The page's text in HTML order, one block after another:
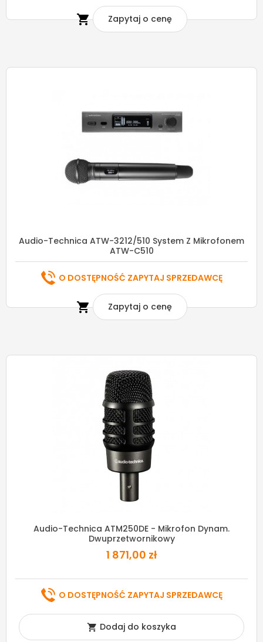
 Zapytaj o cenę
Audio-Technica ATW-3212/510 System Z Mikrofonem
ATW-C510
O DOSTĘPNOŚĆ ZAPYTAJ SPRZEDAWCĘ
 Zapytaj o cenę
Audio-Technica ATM250DE - Mikrofon Dynam.
Dwuprzetwornikowy
1 871,00 zł
O DOSTĘPNOŚĆ ZAPYTAJ SPRZEDAWCĘ
 Dodaj do koszyka